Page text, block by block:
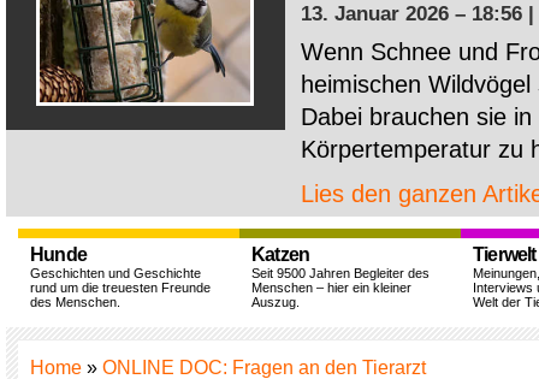
13. Januar 2026 – 18:56 |
Wenn Schnee und
heimischen
Dabei brauchen sie
Körpertemperatur zu
Lies den ganzen
Hunde
Geschichten und Geschichte
rund um die treuesten Freunde
des Menschen.
Katzen
Seit 9500 Jahren Begleiter des
Menschen – hier ein kleiner
Auszug.
Tierwelt
Interviews
Welt der
Home » ONLINE DOC: Fragen an den Tierarzt